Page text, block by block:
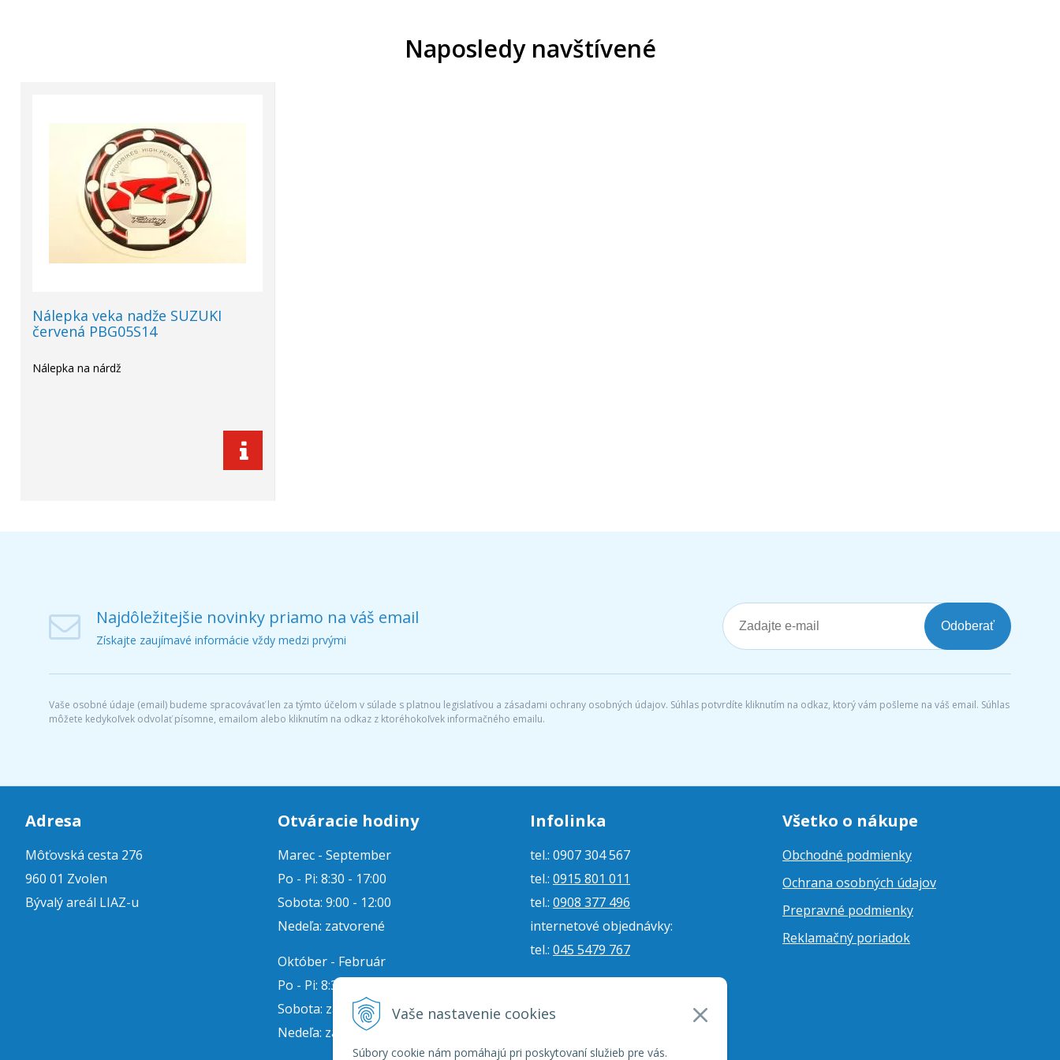
Vaše nastavenie cookies
Súbory cookie nám pomáhajú pri poskytovaní služieb pre vás.
Naposledy navštívené
Nálepka veka nadže SUZUKI
červená PBG05S14
Nálepka na nárdž
Najdôležitejšie novinky priamo na váš email
Získajte zaujímavé informácie vždy medzi prvými
Odoberať
Vaše osobné údaje (email) budeme spracovávať len za týmto účelom v súlade s platnou legislatívou a zásadami ochrany osobných údajov. Súhlas potvrdíte kliknutím na odkaz, ktorý vám pošleme na váš email. Súhlas
môžete kedykoľvek odvolať písomne, emailom alebo kliknutím na odkaz z ktoréhokoľvek informačného emailu.
Adresa
Môťovská cesta 276
960 01 Zvolen
Bývalý areál LIAZ-u
Otváracie hodiny
Marec - September
Po - Pi: 8:30 - 17:00
Sobota: 9:00 - 12:00
Nedeľa: zatvorené
Október - Február
Po - Pi: 8:30 - 16:00
Sobota: zatvorené
Nedeľa: zatvorené
Infolinka
tel.: 0907 304 567
tel.: 0915 801 011
tel.: 0908 377 496
internetové objednávky:
tel.: 045 5479 767
internetové objednávky:
Všetko o nákupe
Obchodné podmienky
Ochrana osobných údajov
Prepravné podmienky
Reklamačný poriadok